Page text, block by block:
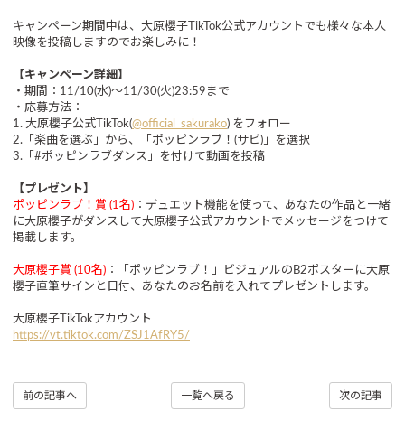
キャンペーン期間中は、大原櫻子TikTok公式アカウントでも様々な本人
映像を投稿しますのでお楽しみに！
【キャンペーン詳細】
・期間：11/10(水)〜11/30(火)23:59まで
・応募方法：
1. 大原櫻子公式TikTok(@official_sakurako) をフォロー
2.「楽曲を選ぶ」から、「ポッピンラブ！(サビ)」を選択
3.「#ポッピンラブダンス」を付けて動画を投稿
【プレゼント】
ポッピンラブ！賞 (1名) ：デュエット機能を使って、あなたの作品と一緒
に大原櫻子がダンスして大原櫻子公式アカウントでメッセージをつけて
掲載します。
大原櫻子賞 (10名) ：「ポッピンラブ！」ビジュアルのB2ポスターに大原
櫻子直筆サインと日付、あなたのお名前を入れてプレゼントします。
大原櫻子TikTokアカウント
https://vt.tiktok.com/ZSJ1AfRY5/
前の記事へ 一覧へ戻る 次の記事